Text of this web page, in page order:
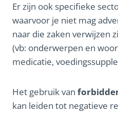
Er zijn ook specifieke
waarvoor je niet mag
naar die zaken verwijzen
(vb: onderwerpen en
medicatie,
Het gebruik van
kan leiden tot negatieve